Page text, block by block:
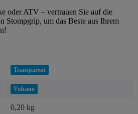
oder ATV – vertrauen Sie auf die
Stompgrip, um das Beste aus Ihrem
Transparent
Vulcano
0,20 kg